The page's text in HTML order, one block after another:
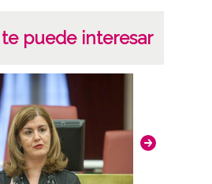
puede interesar